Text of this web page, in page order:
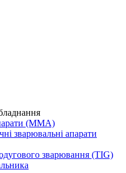
(ММА)
зварювальні апарати
зварювання (TIG)